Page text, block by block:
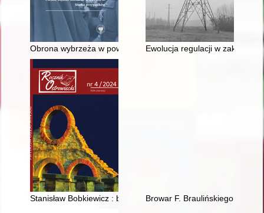
Obrona wybrzeża w powojennych realiach polityczno-
Ewolucja regulacji w zakresie
Stanisław Bobkiewicz : bohater na miarę współczesnych
Browar F. Braulińskiego w